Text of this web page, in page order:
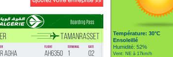
Température: 30°C
Ensoleillé
Humidité: 52%
Vent: NE à 17km/h